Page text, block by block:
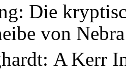
Die
von Nebra
A Kerr